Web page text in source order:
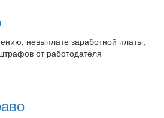
невыплате заработной платы,
от работодателя